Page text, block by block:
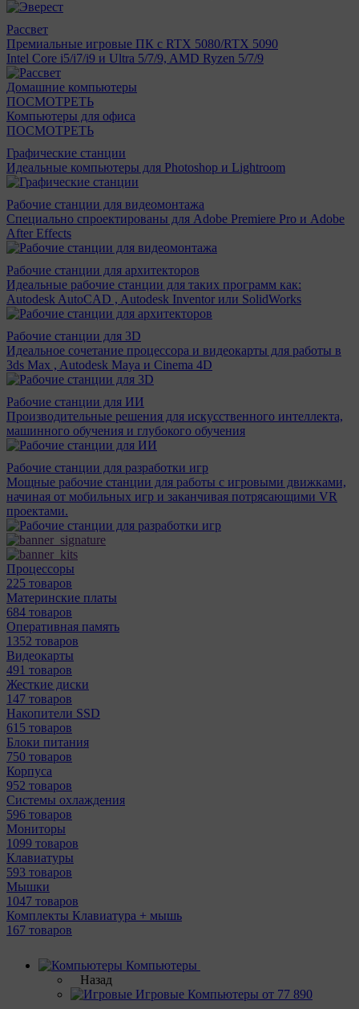
Рассвет
Премиальные игровые ПК с RTX 5080/RTX 5090
Intel Core i5/i7/i9 и Ultra 5/7/9, AMD Ryzen 5/7/9
Домашние компьютеры
ПОСМОТРЕТЬ
Компьютеры для офиса
ПОСМОТРЕТЬ
Графические станции
Идеальные компьютеры для Photoshop и Lightroom
Рабочие станции для видеомонтажа
Специально спроектированы для Adobe Premiere Pro и Adobe
After Effects
Рабочие станции для архитекторов
Идеальные рабочие станции для таких программ как:
Autodesk AutoCAD , Autodesk Inventor или SolidWorks
Рабочие станции для 3D
Идеальное сочетание процессора и видеокарты для работы в
3ds Max , Autodesk Maya и Cinema 4D
Рабочие станции для ИИ
Производительные решения для искусственного интеллекта,
машинного обучения и глубокого обучения
Рабочие станции для разработки игр
Мощные рабочие станции для работы с игровыми движками,
начиная от мобильных игр и заканчивая потрясающими VR
проектами.
Процессоры
225 товаров
Материнcкие платы
684 товаров
Оперативная память
1352 товаров
Видеокарты
491 товаров
Жесткие диски
147 товаров
Накопители SSD
615 товаров
Блоки питания
750 товаров
Корпуса
952 товаров
Системы охлаждения
596 товаров
Мониторы
1099 товаров
Клавиатуры
593 товаров
Мышки
1047 товаров
Комплекты Клавиатура + мышь
167 товаров
Компьютеры
Назад
Игровые Компьютеры от 77 890